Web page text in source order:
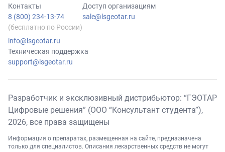
Контакты
8 (800) 234-13-74
(бесплатно по России)
info@lsgeotar.ru
Доступ организациям
sale@lsgeotar.ru
Техническая поддержка
support@lsgeotar.ru
Разработчик и эксклюзивный дистрибьютор: “ГЭОТАР
Цифровые решения” (ООО “Консультант студента”),
2026, все права защищены
Информация о препаратах, размещенная на сайте, предназначена
только для специалистов. Описания лекарственных средств не могут